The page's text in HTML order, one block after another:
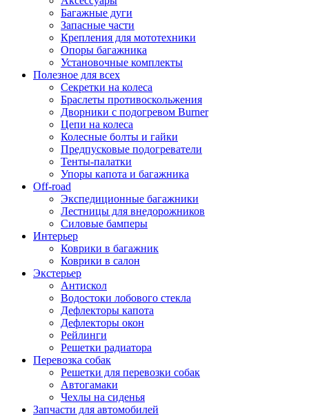
Багажные дуги
Запасные части
Крепления для мототехники
Опоры багажника
Установочные комплекты
Полезное для всех
Секретки на колеса
Браслеты противоскольжения
Дворники с подогревом Burner
Цепи на колеса
Колесные болты и гайки
Предпусковые подогреватели
Тенты-палатки
Упоры капота и багажника
Off-road
Экспедиционные багажники
Лестницы для внедорожников
Силовые бамперы
Интерьер
Коврики в багажник
Коврики в салон
Экстерьер
Антискол
Водостоки лобового стекла
Дефлекторы капота
Дефлекторы окон
Рейлинги
Решетки радиатора
Перевозка собак
Решетки для перевозки собак
Автогамаки
Чехлы на сиденья
Запчасти для автомобилей